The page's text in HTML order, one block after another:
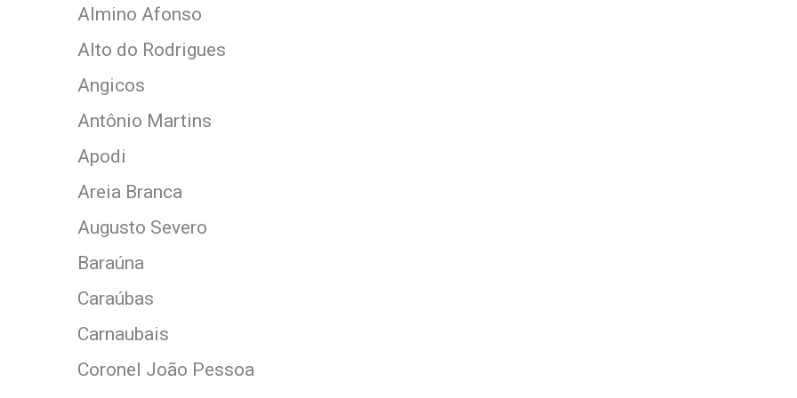
Almino Afonso
Alto do Rodrigues
Angicos
Antônio Martins
Apodi
Areia Branca
Augusto Severo
Baraúna
Caraúbas
Carnaubais
Coronel João Pessoa